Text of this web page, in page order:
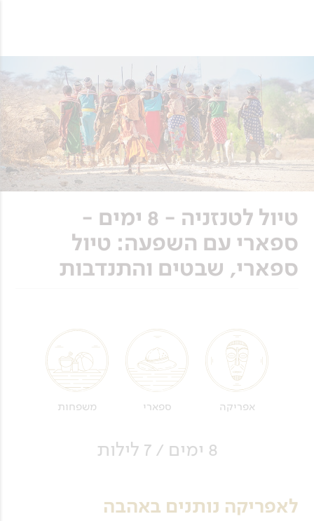
טיול לטנזניה - 8 ימים -
ספארי עם השפעה: טיול
ספארי, שבטים והתנדבות
אפריקה ספארי משפחות
8 ימים / 7 לילות
לאפריקה נותנים באהבה